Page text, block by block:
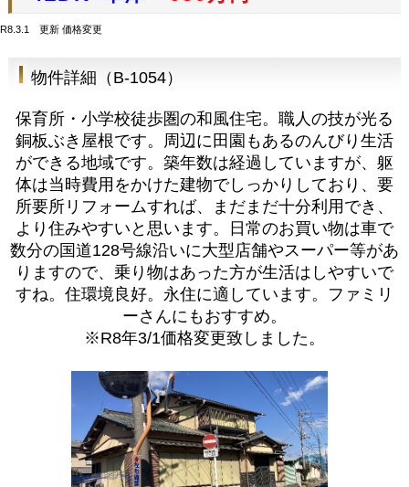
R8.3.1 更新 価格変更
物件詳細（B-1054）
保育所・小学校徒歩圏の和風住宅。職人の技が光る
銅板ぶき屋根です。周辺に田園もあるのんびり生活
ができる地域です。築年数は経過していますが、躯
体は当時費用をかけた建物でしっかりしており、要
所要所リフォームすれば、まだまだ十分利用でき、
より住みやすいと思います。日常のお買い物は車で
数分の国道128号線沿いに大型店舗やスーパー等があ
りますので、乗り物はあった方が生活はしやすいで
すね。住環境良好。永住に適しています。ファミリ
ーさんにもおすすめ。
※R8年3/1価格変更致しました。